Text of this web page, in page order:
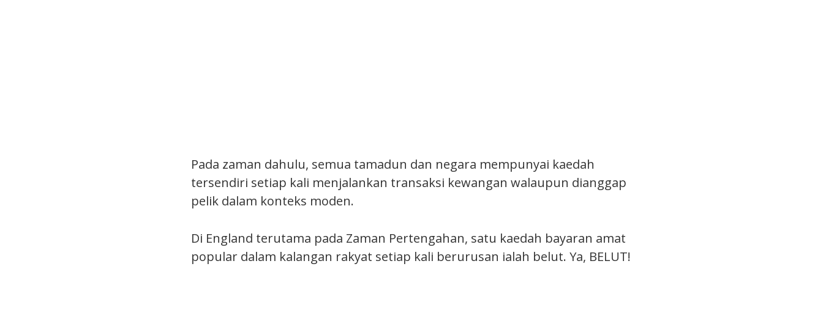
Pada zaman dahulu, semua tamadun dan negara mempunyai kaedah
tersendiri setiap kali menjalankan transaksi kewangan walaupun dianggap
pelik dalam konteks moden.
Di England terutama pada Zaman Pertengahan, satu kaedah bayaran amat
popular dalam kalangan rakyat setiap kali berurusan ialah belut. Ya, BELUT!